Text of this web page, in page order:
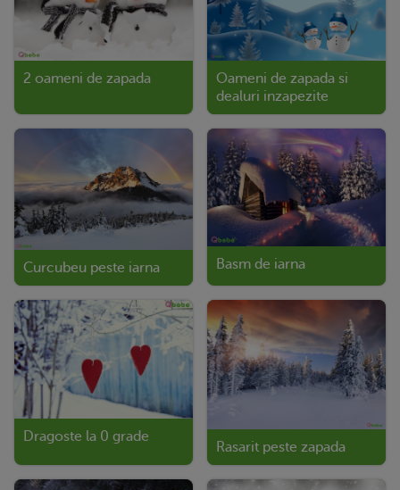
2 oameni de zapada
Oameni de zapada si
dealuri inzapezite
Curcubeu peste iarna Basm de iarna
Dragoste la 0 grade
Rasarit peste zapada